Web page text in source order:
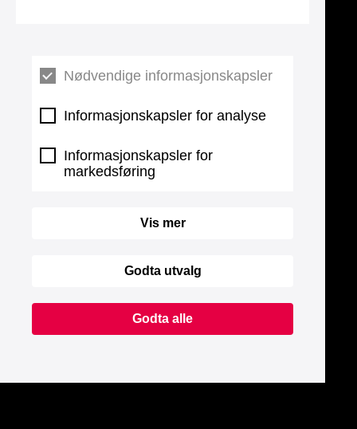
Nødvendige informasjonskapsler
Informasjonskapsler for analyse
Informasjonskapsler for
markedsføring
Vis mer
Godta utvalg
Godta alle